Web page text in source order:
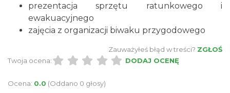
Wystawa plenerowa "Z archiwum Z.
Pamiątki rodzinne Polaków z Zaolzia"
9.24 km
prezentacja sprzętu ratunkowego i
ewakuacyjnego
zajęcia z organizacji biwaku przygodowego
Zauważyłeś błąd w treści? ZGŁOŚ
Twoja ocena:
DODAJ OCENĘ
Ocena: 0.0 (Oddano 0 głosy)